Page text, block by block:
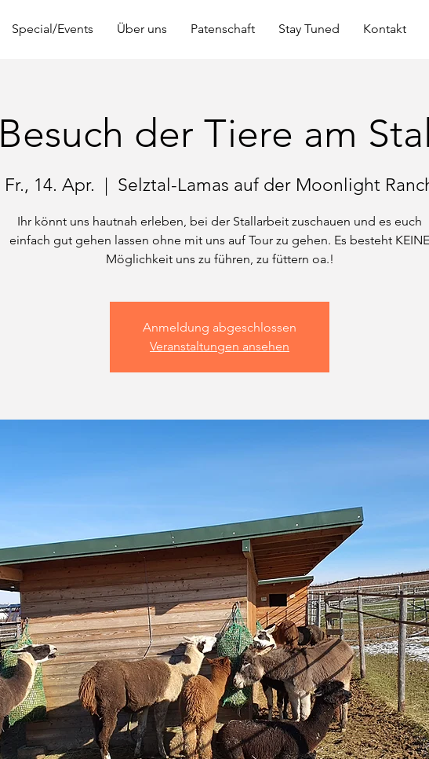
Special/Events Über uns Patenschaft Stay Tuned Kontakt
Besuch der Tiere am
Fr., 14. Apr.
  |
Selztal-Lamas auf der Moonlight
Ihr könnt uns hautnah erleben, bei der Stallarbeit zuschauen und es euch
einfach gut gehen lassen ohne mit uns auf Tour zu gehen. Es besteht KEINE
Möglichkeit uns zu führen, zu füttern oa.!
Anmeldung abgeschlossen
Veranstaltungen ansehen